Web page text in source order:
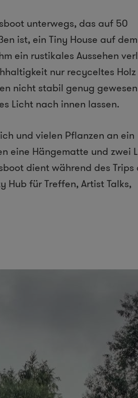
unterwegs, das auf 50
ist, ein Tiny House auf
ein rustikales Aussehen
nur recyceltes Holz
nicht stabil genug
Licht nach innen lassen.
und vielen Pflanzen an ein
eine Hängematte und zwei
dient während des Trips
Hub für Treffen, Artist Talks,